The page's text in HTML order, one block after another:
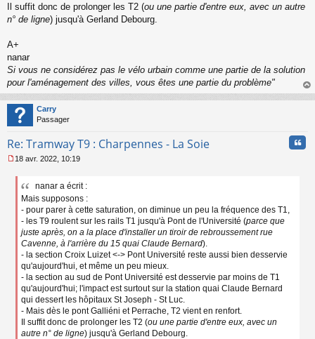
Il suffit donc de prolonger les T2 (ou une partie d'entre eux, avec un autre
n° de ligne) jusqu'à Gerland Debourg.
A+
nanar
Si vous ne considérez pas le vélo urbain comme une partie de la solution
pour l'aménagement des villes, vous êtes une partie du problème"
au
Carry
Passager
Re: Tramway T9 : Charpennes - La Soie
e
18 avr. 2022, 10:19
nanar a écrit :
Mais supposons :
- pour parer à cette saturation, on diminue un peu la fréquence des T1,
- les T9 roulent sur les rails T1 jusqu'à Pont de l'Université (parce que
juste après, on a la place d'installer un tiroir de rebroussement rue
Cavenne, à l'arrière du 15 quai Claude Bernard).
- la section Croix Luizet <-> Pont Université reste aussi bien desservie
qu'aujourd'hui, et même un peu mieux.
- la section au sud de Pont Université est desservie par moins de T1
qu'aujourd'hui; l'impact est surtout sur la station quai Claude Bernard
qui dessert les hôpitaux St Joseph - St Luc.
- Mais dès le pont Galliéni et Perrache, T2 vient en renfort.
Il suffit donc de prolonger les T2 (ou une partie d'entre eux, avec un
autre n° de ligne) jusqu'à Gerland Debourg.